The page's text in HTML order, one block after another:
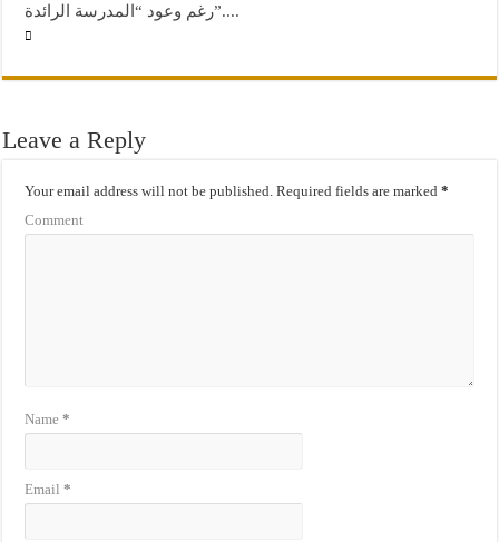
رغم وعود “المدرسة الرائدة”....
Leave a Reply
Your email address will not be published. Required fields are marked*
Comment
Name*
Email*